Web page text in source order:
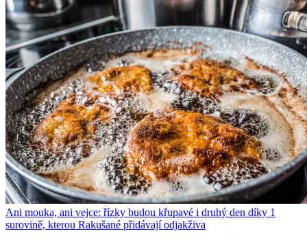
Ani mouka, ani vejce: řízky budou křupavé i druhý den díky 1
surovině, kterou Rakušané přidávají odjakživa